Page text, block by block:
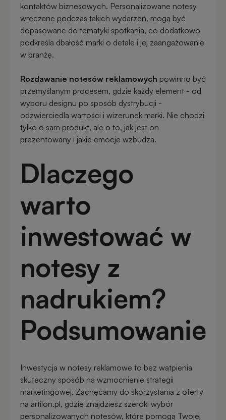
kontaktów biznesowych. Personalizowane notesy
wręczane podczas takich wydarzeń, mogą być
dopasowane do tematyki spotkania, co dodatkowo
podkreśla dbałość marki o detale i jej zaangażowanie
w branżę.
Rozdawanie notesów reklamowych powinno być
przemyślanym procesem, gdzie każdy element - od
wyboru designu po sposób dystrybucji -
odzwierciedla wartości i wizerunek marki. Nie chodzi
tylko o sam produkt, ale o to, jak jest on
prezentowany i jakie emocje wzbudza.
Dlaczego
warto
inwestować w
notesy z
nadrukiem?
Podsumowanie
Inwestycja w notesy reklamowe to bez wątpienia
skuteczny sposób na wzmocnienie strategii
marketingowej. Zachęcamy do skorzystania z oferty
na artilon.pl, gdzie znajdziesz szeroki wybór
personalizowanych notesów, które pomogą Twojej